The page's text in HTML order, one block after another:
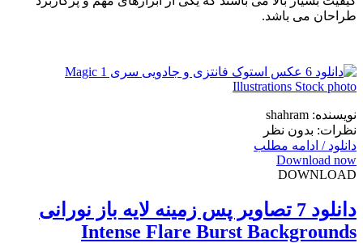
طراحان می باشد.
نویسنده: shahram
نظرات: بدون نظر
دانلود / ادامه مطلب
Download now
DOWNLOAD
دانلود 7 تصاویر پس زمینه لایه باز نورانی
Intense Flare Burst Backgrounds